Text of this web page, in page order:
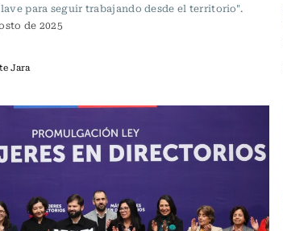
para seguir trabajando desde el territorio".
de 2025
Jara